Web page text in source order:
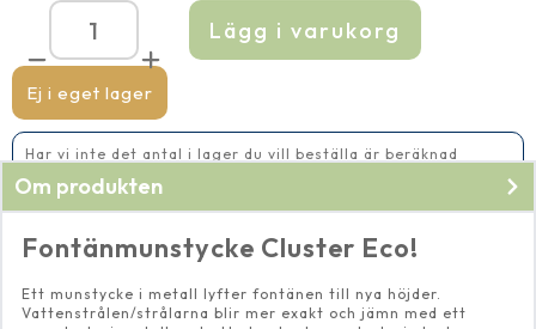
Ej i eget lager
Fontänmunstycke
Cluster
Eco
15
38
1½"
mängd
Lägg i varukorg
Har vi inte det antal i lager du vill beställa är beräknad
Om produkten
Fontänmunstycke Cluster Eco!
Ett munstycke i metall lyfter fontänen till nya höjder.
Vattenstrålen/strålarna blir mer exakt och jämn med ett